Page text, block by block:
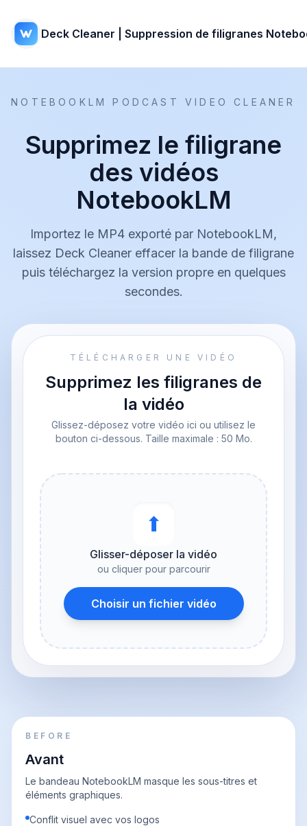
Deck Cleaner | Suppression de filigranes
NOTEBOOKLM PODCAST VIDEO CLEANER
Supprimez le filigrane
des vidéos
NotebookLM
Importez le MP4 exporté par NotebookLM,
laissez Deck Cleaner effacer la bande de filigrane
puis téléchargez la version propre en quelques
secondes.
TÉLÉCHARGER UNE VIDÉO
Supprimez les filigranes de
la vidéo
Glissez-déposez votre vidéo ici ou utilisez le
bouton ci-dessous. Taille maximale : 50 Mo.
⬆︎
Glisser-déposer la vidéo
ou cliquer pour parcourir
Choisir un fichier vidéo
BEFORE
Avant
Le bandeau NotebookLM masque les sous-titres et
éléments graphiques.
Conflit visuel avec vos logos